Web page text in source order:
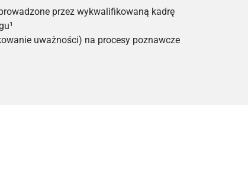
przez wykwalifikowaną kadrę
uważności) na procesy poznawcze